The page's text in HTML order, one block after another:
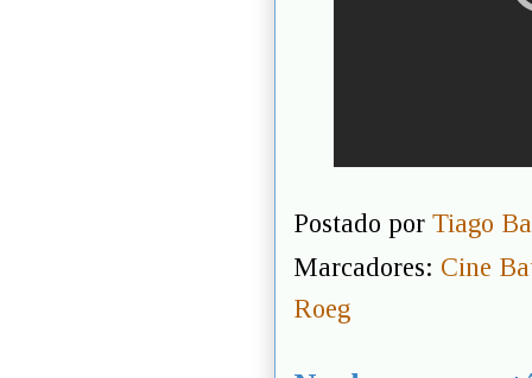
Postado por Tiago
Marcadores: Cine
Roeg